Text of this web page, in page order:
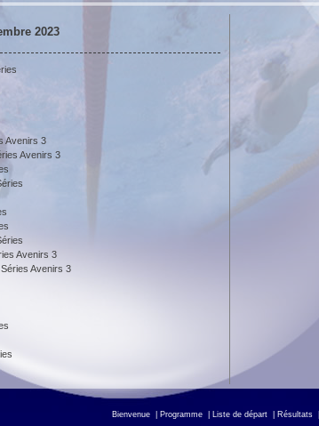
2023
Avenirs 3
Avenirs 3
Avenirs 3
Avenirs 3
Bienvenue Programme Liste de départ Résultats